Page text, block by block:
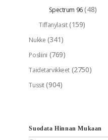
Spectrum 96 (48)
Tiffanylasit (159)
Nukke (341)
Posliini (769)
Taidetarvikkeet (2750)
Tussit (904)
Suodata Hinnan Mukaan